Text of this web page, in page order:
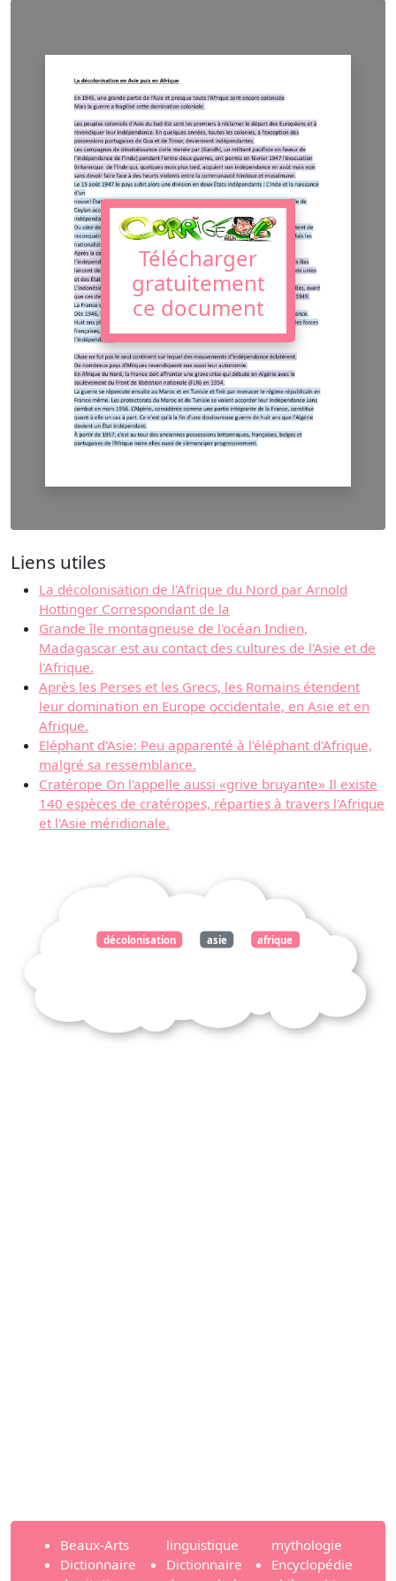
Télécharger
gratuitement
ce document
Liens utiles
La décolonisation de l'Afrique du Nord par Arnold
Hottinger Correspondant de la
Grande île montagneuse de l'océan Indien,
Madagascar est au contact des cultures de l'Asie et de
l'Afrique.
Après les Perses et les Grecs, les Romains étendent
leur domination en Europe occidentale, en Asie et en
Afrique.
Eléphant d'Asie: Peu apparenté à l'éléphant d'Afrique,
malgré sa ressemblance.
Cratérope On l'appelle aussi «grive bruyante» Il existe
140 espèces de cratéropes, réparties à travers l'Afrique
et l'Asie méridionale.
décolonisation asie afrique
Beaux-Arts
Dictionnaire
linguistique
Dictionnaire
mythologie
Encyclopédie